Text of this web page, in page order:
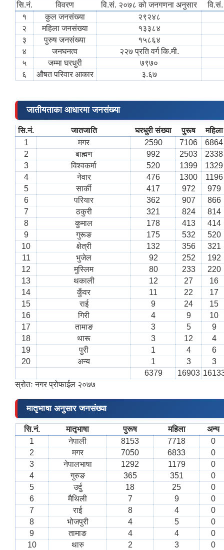
सि.नं. विवरण वि.सं. २०७८ को जनगणना अनुसार
१
कुल जनसंख्या
२९२४८
२
महिला जनसंख्या
१३३८४
३
पुरुष जनसंख्या
१५८६४
४
जनघनत्व
२२७ प्रति वर्ग कि.मी.
५
जम्मा घरधुरी
७९७०
६
औषत परिवार आकार ३.६७
जातीयताका आधारमा जनसंख्या
सि.नं. जातजाति घरधुरी संख्या पुरूष
महिला
1
मगर 2590 7106
6864
2
बाह्मण 992 2503
2338
3
विश्वकर्मा 520 1399
1329
4
नेवार 476 1300
1196
5
सार्की 417 972
979
6
परियार 362 907
866
7
ठकुरी 321 824
814
8
कुमाल 178 413
414
9
गुरूङ 175 532
520
10
क्षेत्री 132 356
321
11
भुजेल 92 252
192
12
मुस्लिम 80 233
220
13
थकाली 12 27
16
14
कुँवर 11 22
17
15
राई 9 24
15
16
गिरी 4 9
10
17
तामाङ 3 5
9
18
थारू 3 12
4
19
पुरी 1 4
6
20
अन्य 1 3
3
6379
16903
स्रोतः नगर प्रोफाईल २०७७
मातृभाषा अनुसार जनसंख्या
सि.नं. मातृभाषा पुरूष महिला
अन्य
1
नेपाली 8153 7718
0
2
मगर 7050 6833
0
3
नेपालभाषा 1292 1179
0
4
गुरुङ 365 351
0
5
उर्दु 18 25
0
6
मैथिली 7 9
0
7
राई 8 4
0
8
भोजपुरी 4 5
0
9
तामाङ 4 4
0
10
थारु 2 3
0